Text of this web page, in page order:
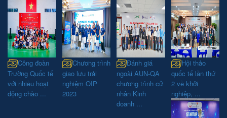
Công đoàn
Trường Quốc tế
với nhiều hoạt
động chào ...
Chương trình
giao lưu trải
nghiệm OIP
2023
Đánh giá
ngoài AUN-QA
chương trình cử
nhân Kinh
doanh ...
Hội thảo
quốc tế lần thứ
2 về khởi
nghiệp, ...